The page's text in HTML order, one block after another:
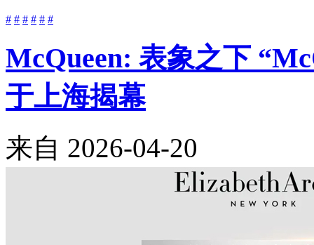
# # # # # #
McQueen: 表象之下
于上海揭幕
来自 2026-04-20